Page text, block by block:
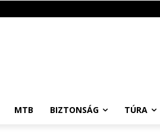
MTB BIZTONSÁG TÚRA